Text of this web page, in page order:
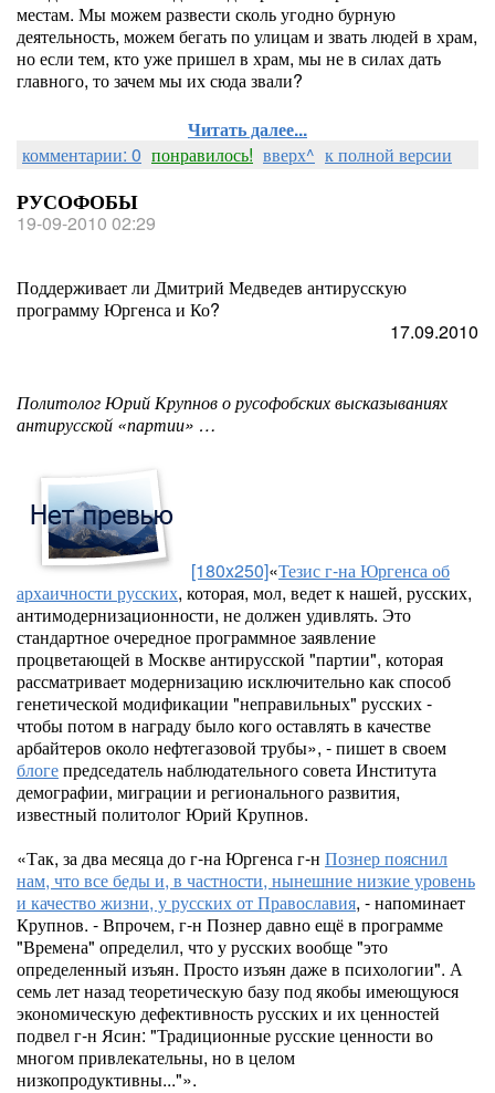
местам. Мы можем развести сколь угодно бурную
деятельность, можем бегать по улицам и звать людей в храм,
но если тем, кто уже пришел в храм, мы не в силах дать
главного, то зачем мы их сюда звали?
Читать далее...
комментарии: 0 понравилось! вверх^ к полной версии
РУСОФОБЫ
19-09-2010 02:29
Поддерживает ли Дмитрий Медведев антирусскую
программу Юргенса и Ко?
17.09.2010
Политолог Юрий Крупнов о русофобских высказываниях
антирусской «партии» …
[180x250]«Тезис г-на Юргенса об
архаичности русских, которая, мол, ведет к нашей, русских,
антимодернизационности, не должен удивлять. Это
стандартное очередное программное заявление
процветающей в Москве антирусской "партии", которая
рассматривает модернизацию исключительно как способ
генетической модификации "неправильных" русских -
чтобы потом в награду было кого оставлять в качестве
арбайтеров около нефтегазовой трубы», - пишет в своем
блогепредседатель наблюдательного совета Института
демографии, миграции и регионального развития,
известный политолог Юрий Крупнов.
«Так, за два месяца до г-на Юргенса г-н Познер пояснил
нам, что все беды и, в частности, нынешние низкие уровень
и качество жизни, у русских от Православия, - напоминает
Крупнов. - Впрочем, г-н Познер давно ещё в программе
"Времена" определил, что у русских вообще "это
определенный изъян. Просто изъян даже в психологии". А
семь лет назад теоретическую базу под якобы имеющуюся
экономическую дефективность русских и их ценностей
подвел г-н Ясин: "Традиционные русские ценности во
многом привлекательны, но в целом
низкопродуктивны..."».